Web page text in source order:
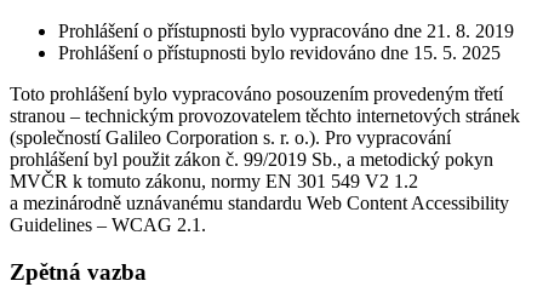
Prohlášení o přístupnosti bylo vypracováno dne 21. 8. 2019
Prohlášení o přístupnosti bylo revidováno dne 15. 5. 2025
Toto prohlášení bylo vypracováno posouzením provedeným třetí
stranou – technickým provozovatelem těchto internetových stránek
(společností Galileo Corporation s. r. o.). Pro vypracování
prohlášení byl použit zákon č. 99/2019 Sb., a metodický pokyn
MVČR k tomuto zákonu, normy EN 301 549 V2 1.2
a mezinárodně uznávanému standardu Web Content Accessibility
Guidelines – WCAG 2.1.
Zpětná vazba